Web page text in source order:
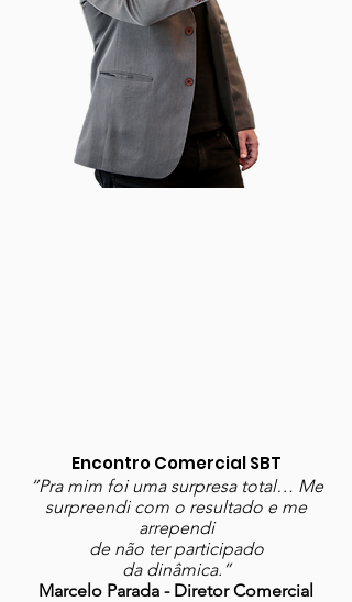
Encontro Comercial SBT
“Pra mim foi uma surpresa total… Me
surpreendi com o resultado e me
arrependi
de não ter participado
da dinâmica.”
Marcelo Parada - Diretor Comercial